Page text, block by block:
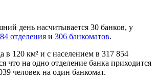
день насчитывается 30 банков, у
84 отделения и 306 банкоматов.
в 120 км² и с населением в 317 854
что на одно отделение банка приходится
человек на один банкомат.